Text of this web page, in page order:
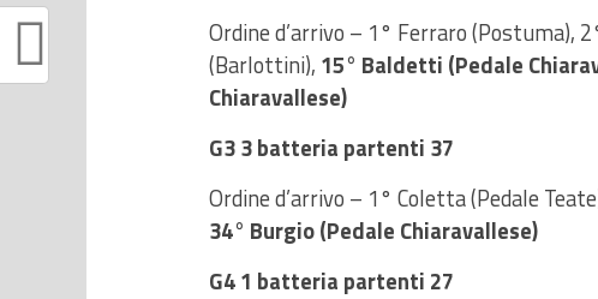
Ordine d’arrivo – 1° Ferraro (Postuma),
(Barlottini), 15° Baldetti (Pedale
Chiaravallese)
G3 3 batteria partenti 37
Ordine d’arrivo – 1° Coletta (Pedale
34° Burgio (Pedale Chiaravallese)
G4 1 batteria partenti 27